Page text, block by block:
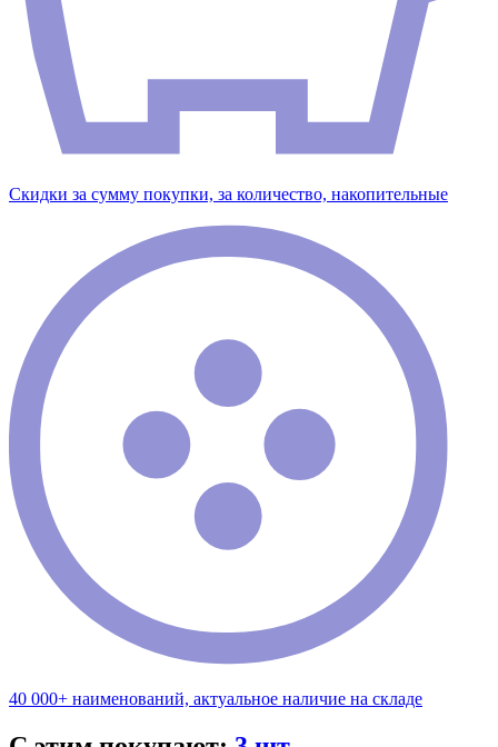
Скидки за сумму покупки, за количество, накопительные
40 000+ наименований, актуальное наличие на складе